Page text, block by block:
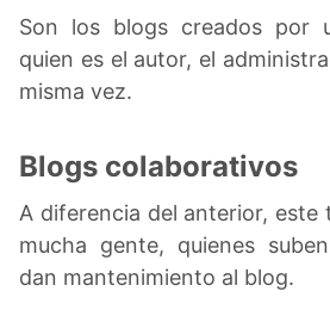
Son los blogs creados por
quien es el autor, el
misma vez.
Blogs colaborativos
A diferencia del anterior, este
mucha gente, quienes
dan mantenimiento al blog.